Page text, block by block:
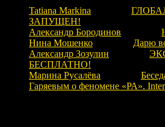
Tatiana Markina
ЗАПУЩЕН!
Александр Бородинов
Нина Мошенко
Дарю
Александр Зозулин
БЕСПЛАТНО!
Марина Русалёва
Гаряевым о феномене «РА».